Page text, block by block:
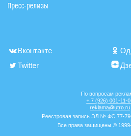
Пресс-релизы
Вконтакте
Twitter
По вопросам
+ 7 (926) 001-11-
reklama@utro.ru
Реестровая запись ЭЛ № ФС 77-
Все права защищены ©